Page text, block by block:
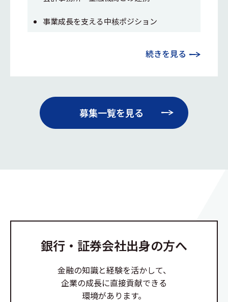
事業成長を支える中核ポジション
続きを見る
募集一覧を見る
銀行・証券会社出身の方へ
金融の知識と経験を活かして、
企業の成長に直接貢献できる
環境があります。